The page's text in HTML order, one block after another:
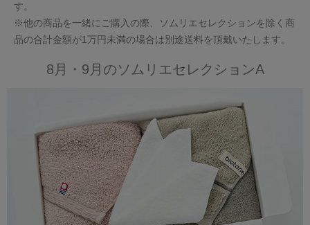
す。
※他の商品を一緒にご購入の際、ソムリエセレクションを除く商
品の合計金額が1万円未満の場合は別途送料を頂戴いたします。
8月・9月のソムリエセレクションA